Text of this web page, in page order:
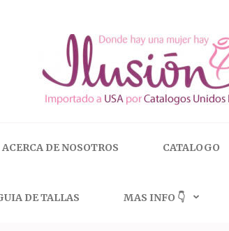
ACERCA DE NOSOTROS CATALOGO
DE TALLAS MAS INFO 👇